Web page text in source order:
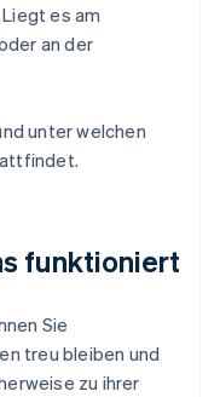
es am
an der
unter welchen
funktioniert
Sie
treu bleiben und
zu ihrer